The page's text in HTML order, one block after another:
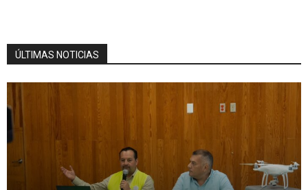
ÚLTIMAS NOTICIAS